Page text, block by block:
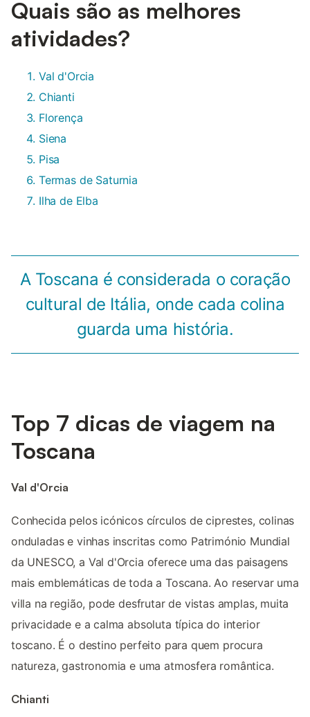
Quais são as melhores
atividades?
Val d'Orcia
Chianti
Florença
Siena
Pisa
Termas de Saturnia
Ilha de Elba
A Toscana é considerada o coração
cultural de Itália, onde cada colina
guarda uma história.
Top 7 dicas de viagem na
Toscana
Val d'Orcia
Conhecida pelos icónicos círculos de ciprestes, colinas
onduladas e vinhas inscritas como Património Mundial
da UNESCO, a Val d'Orcia oferece uma das paisagens
mais emblemáticas de toda a Toscana. Ao reservar uma
villa na região, pode desfrutar de vistas amplas, muita
privacidade e a calma absoluta típica do interior
toscano. É o destino perfeito para quem procura
natureza, gastronomia e uma atmosfera romântica.
Chianti